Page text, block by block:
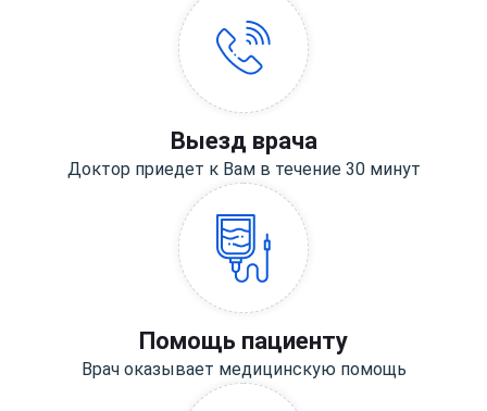
Выезд врача
Доктор приедет к Вам в течение 30 минут
Помощь пациенту
Врач оказывает медицинскую помощь